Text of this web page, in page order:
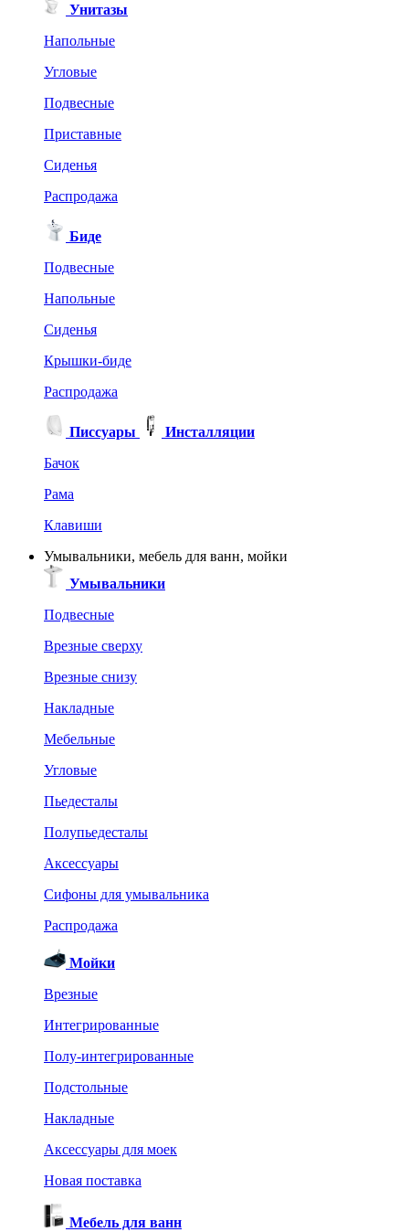
Унитазы
Напольные
Угловые
Подвесные
Приставные
Сиденья
Распродажа
Биде
Подвесные
Напольные
Сиденья
Крышки-биде
Распродажа
Писсуары
Инсталляции
Бачок
Рама
Клавиши
Умывальники, мебель для ванн, мойки
Умывальники
Подвесные
Врезные сверху
Врезные снизу
Накладные
Мебельные
Угловые
Пьедесталы
Полупьедесталы
Аксессуары
Сифоны для умывальника
Распродажа
Мойки
Врезные
Интегрированные
Полу-интегрированные
Подстольные
Накладные
Аксессуары для моек
Новая поставка
Мебель для ванн